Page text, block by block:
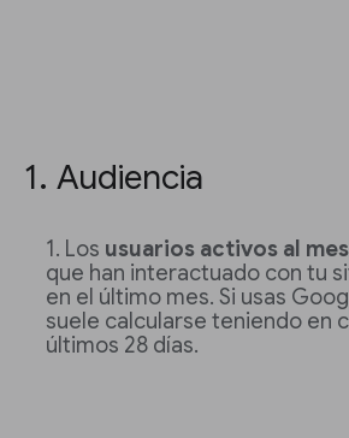
1. Audiencia
Los usuarios activos al mes
que han interactuado con tu
en el último mes. Si usas
suele calcularse teniendo en
últimos 28 días.